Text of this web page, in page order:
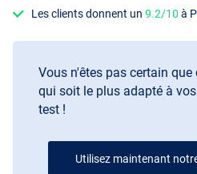
Les clients donnent un9.2/10 à
Vous n'êtes pas certain
qui soit le plus adapté à
test !
Utilisez maintenant